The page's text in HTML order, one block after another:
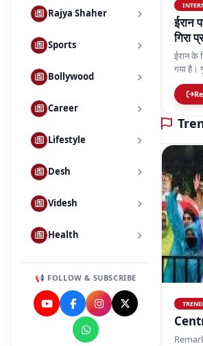
Rajya Shaher
Sports
Bollywood
Career
Lifestyle
Desh
Videsh
Health
📢 FOLLOW & SUBSCRIBE
ईरान
गिरा
ईरान के
गया है।
की